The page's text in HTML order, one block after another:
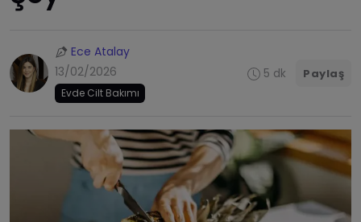
Ece Atalay
13/02/2026
Evde Cilt Bakımı
5 dk Paylaş